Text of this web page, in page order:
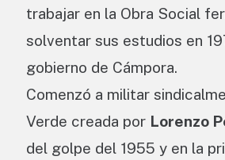
trabajar en la Obra Social
solventar sus estudios en
gobierno de Cámpora.
Comenzó a militar
Verde creada por Lorenzo
del golpe del 1955 y en la